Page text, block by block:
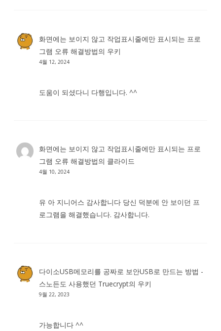
화면에는 보이지 않고 작업표시줄에만 표시되는 프로
그램 오류 해결방법의 우키
4월 12, 2024
도움이 되셨다니 다행입니다. ^^
화면에는 보이지 않고 작업표시줄에만 표시되는 프로
그램 오류 해결방법의 클라이드
4월 10, 2024
유 아 지니어스 감사합니다 당신 덕분에 안 보이던 프
로그램을 해결했습니다. 감사합니다.
다이소USB메모리를 공짜로 보안USB로 만드는 방법 -
스노든도 사용했던 Truecrypt의 우키
9월 22, 2023
가능합니다 ^^